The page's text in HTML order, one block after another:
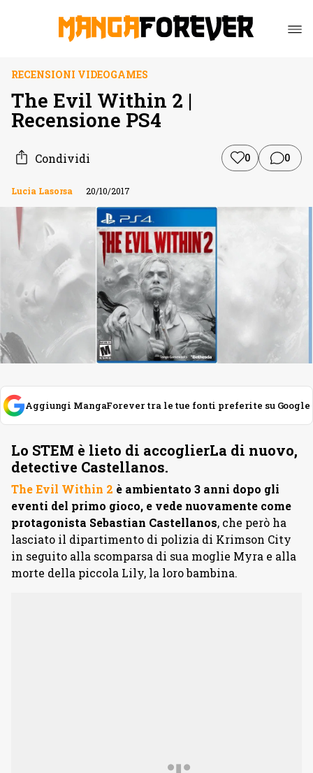
RECENSIONI VIDEOGAMES
The Evil Within 2 |
Recensione PS4
Condividi 0 0
Lucia Lasorsa 20/10/2017
Aggiungi MangaForever tra le tue fonti preferite su Google
Lo STEM è lieto di accoglierLa di nuovo,
detective Castellanos.
The Evil Within 2 è ambientato 3 anni dopo gli
eventi del primo gioco, e vede nuovamente come
protagonista Sebastian Castellanos, che però ha
lasciato il dipartimento di polizia di Krimson City
in seguito alla scomparsa di sua moglie Myra e alla
morte della piccola Lily, la loro bambina.